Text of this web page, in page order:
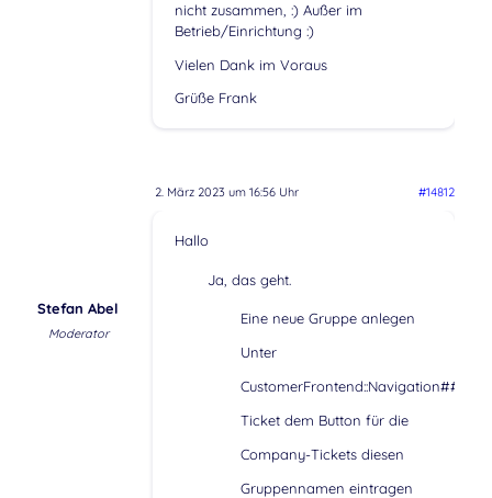
nicht zusammen, :) Außer im
Betrieb/Einrichtung :)
Vielen Dank im Voraus
Grüße Frank
2. März 2023 um 16:56 Uhr #14812
Stefan Abel
Moderator
Hallo
Ja, das geht.
Eine neue Gruppe anlegen
Unter
Ticket dem Button für die
Company-Tickets diesen
Gruppennamen eintragen